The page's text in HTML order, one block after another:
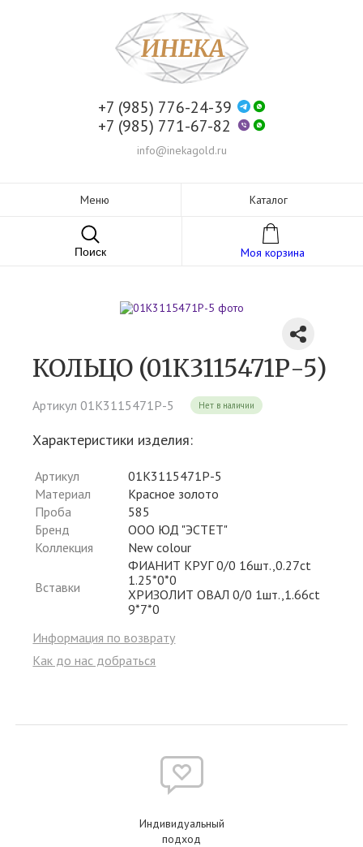
+7 (985) 776-24-39
+7 (985) 771-67-82
info@inekagold.ru
Меню Каталог
Поиск Моя корзина
КОЛЬЦО (01К3115471Р-5)
Артикул 01К3115471Р-5 Нет в наличии
Характеристики изделия:
Артикул
01К3115471Р-5
Материал
Красное золото
Проба
585
Бренд
ООО ЮД "ЭСТЕТ"
Коллекция
New colour
Вставки
ФИАНИТ КРУГ 0/0 16шт.,0.27ct
1.25*0*0
ХРИЗОЛИТ ОВАЛ 0/0 1шт.,1.66ct
9*7*0
Информация по возврату
Как до нас добраться
Индивидуальный
подход